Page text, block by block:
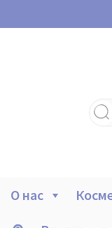
Поиск
О нас